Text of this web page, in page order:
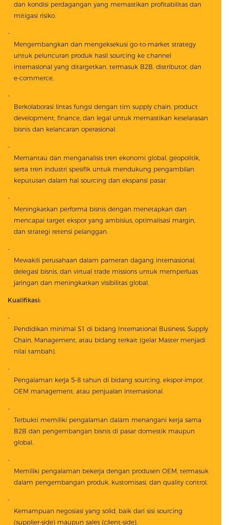
dan kondisi perdagangan yang memastikan profitabilitas dan
mitigasi risiko.
Mengembangkan dan mengeksekusi go-to-market strategy
untuk peluncuran produk hasil sourcing ke channel
internasional yang ditargetkan, termasuk B2B, distributor, dan
e-commerce.
Berkolaborasi lintas fungsi dengan tim supply chain, product
development, finance, dan legal untuk memastikan keselarasan
bisnis dan kelancaran operasional.
Memantau dan menganalisis tren ekonomi global, geopolitik,
serta tren industri spesifik untuk mendukung pengambilan
keputusan dalam hal sourcing dan ekspansi pasar.
Meningkatkan performa bisnis dengan menetapkan dan
mencapai target ekspor yang ambisius, optimalisasi margin,
dan strategi retensi pelanggan.
Mewakili perusahaan dalam pameran dagang internasional,
delegasi bisnis, dan virtual trade missions untuk memperluas
jaringan dan meningkatkan visibilitas global.
Kualifikasi:
Pendidikan minimal S1 di bidang International Business, Supply
Chain, Management, atau bidang terkait (gelar Master menjadi
nilai tambah).
Pengalaman kerja 5–8 tahun di bidang sourcing, ekspor-impor,
OEM management, atau penjualan internasional.
Terbukti memiliki pengalaman dalam menangani kerja sama
B2B dan pengembangan bisnis di pasar domestik maupun
global.
Memiliki pengalaman bekerja dengan produsen OEM, termasuk
dalam pengembangan produk, kustomisasi, dan quality control.
Kemampuan negosiasi yang solid, baik dari sisi sourcing
(supplier-side) maupun sales (client-side).